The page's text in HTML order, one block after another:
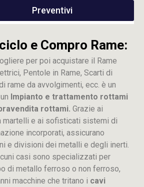
Preventivi
e Compro Rame:
per poi acquistare il Rame
Pentole in Rame, Scarti di
rame da avvolgimenti, ecc. è un
Impianto e trattamento rottami
rottami. Grazie ai
martelli e ai sofisticati sistemi di
incorporati, assicurano
e divisioni dei metalli e degli inerti.
casi sono specializzati per
di metallo ferroso o non ferroso,
macchine che tritano i cavi